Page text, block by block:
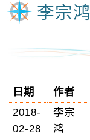
李宗鸿
日期 作者
2018-
02-28
李宗
鸿